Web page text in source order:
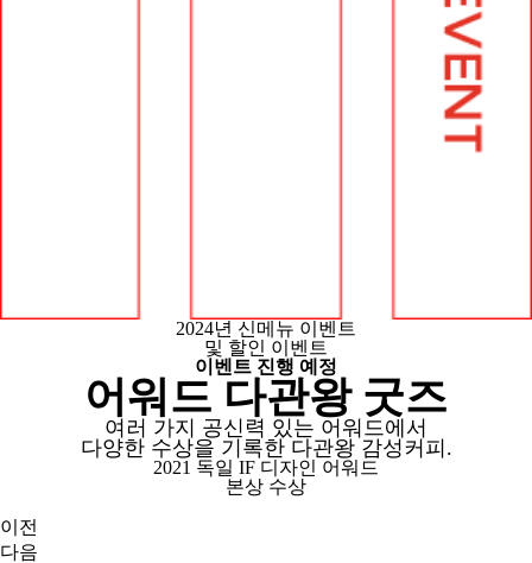
2024년 신메뉴 이벤트
및 할인 이벤트
이벤트 진행 예정
어워드 다관왕 굿즈
여러 가지 공신력 있는 어워드에서
다양한 수상을 기록한 다관왕 감성커피.
2021 독일 IF 디자인 어워드
본상 수상
이전
다음